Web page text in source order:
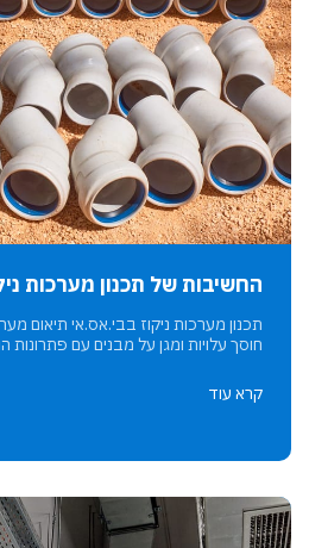
החשיבות של תכנון מערכות
תכנון מערכות ניקוז בבי.אס.אי תיאום
חוסך עלויות ומגן על מבנים עם
קרא עוד